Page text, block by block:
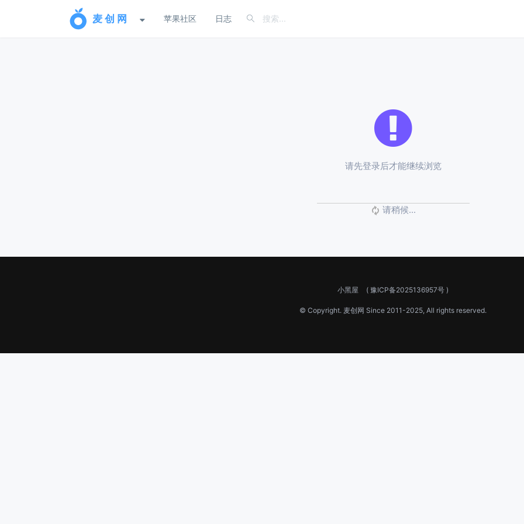
苹果社区 日志
请先登录后才能继续浏览
请稍候...
小黑屋 ( 豫ICP备2025136957号 )
© Copyright. 麦创网 Since 2011-2025, All rights reserved.